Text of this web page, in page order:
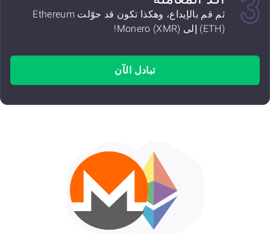
ثم قم بالإيداع، وهكذا تكون قد حوّلت Ethereum
(ETH) إلى Monero (XMR)!
تبادل الآن